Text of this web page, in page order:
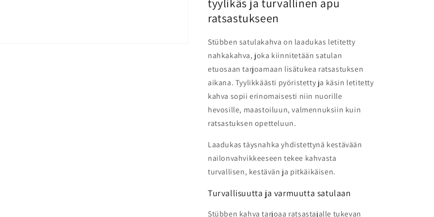
ratsastukseen
Stübben satulakahva on laadukas letitetty
nahkakahva, joka kiinnitetään satulan
etuosaan tarjoamaan lisätukea ratsastuksen
aikana. Tyylikkäästi pyöristetty ja käsin letitetty
kahva sopii erinomaisesti niin nuorille
hevosille, maastoiluun, valmennuksiin kuin
ratsastuksen opetteluun.
Laadukas täysnahka yhdistettynä kestävään
nailonvahvikkeeseen tekee kahvasta
turvallisen, kestävän ja pitkäikäisen.
Turvallisuutta ja varmuutta satulaan
Stübben kahva tarjoaa ratsastajalle tukevan